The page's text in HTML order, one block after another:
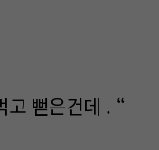
뻗은건데 . “